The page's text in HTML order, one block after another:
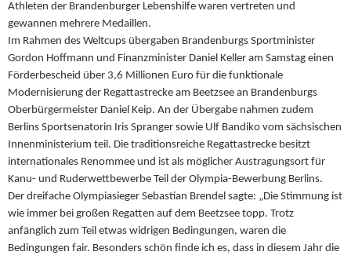
Athleten der Brandenburger Lebenshilfe waren vertreten und
gewannen mehrere Medaillen.
Im Rahmen des Weltcups übergaben Brandenburgs Sportminister
Gordon Hoffmann und Finanzminister Daniel Keller am Samstag einen
Förderbescheid über 3,6 Millionen Euro für die funktionale
Modernisierung der Regattastrecke am Beetzsee an Brandenburgs
Oberbürgermeister Daniel Keip. An der Übergabe nahmen zudem
Berlins Sportsenatorin Iris Spranger sowie Ulf Bandiko vom sächsischen
Innenministerium teil. Die traditionsreiche Regattastrecke besitzt
internationales Renommee und ist als möglicher Austragungsort für
Kanu- und Ruderwettbewerbe Teil der Olympia-Bewerbung Berlins.
Der dreifache Olympiasieger Sebastian Brendel sagte: „Die Stimmung ist
wie immer bei großen Regatten auf dem Beetzsee topp. Trotz
anfänglich zum Teil etwas widrigen Bedingungen, waren die
Bedingungen fair. Besonders schön finde ich es, dass in diesem Jahr die